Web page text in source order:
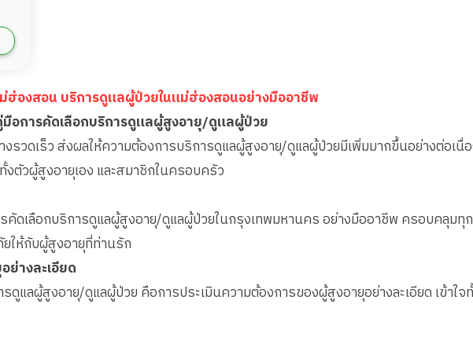
องสอน บริการดูแลผู้ป่วยในแม่ฮ่องสอนอย่างมืออาชีพ
อการคัดเลือกบริการดูแลผู้สูงอายุ/ดูแลผู้ป่วย
รวดเร็ว ส่งผลให้ความต้องการบริการดูแลผู้สูงอายุ/ดูแลผู้ป่วยมีเพิ่มมากขึ้นอย่างต่อเ
ตัวผู้สูงอายุเอง และสมาชิกในครอบครัว
ดเลือกบริการดูแลผู้สูงอายุ/ดูแลผู้ป่วยในกรุงเทพมหานคร อย่างมืออาชีพ ครอบคลุมทุ
ให้กับผู้สูงอายุที่ท่านรัก
ย่างละเอียด
แลผู้สูงอายุ/ดูแลผู้ป่วย คือการประเมินความต้องการของผู้สูงอายุอย่างละเอียด เข้าใ